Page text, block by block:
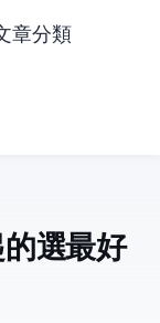
章分類
Taxi/最好